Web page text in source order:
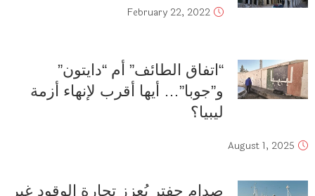
February 22, 2022
“اتفاق الطائف” أم “دايتون”
و”جوبا”… أيها أقرب لإنهاء أزمة
ليبيا؟
August 1, 2025
صدام حفتر يُعزز تجارة الوقود غير